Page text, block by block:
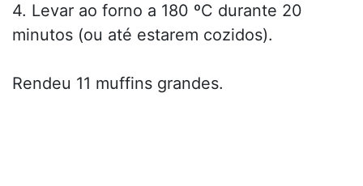
4. Levar ao forno a 180 ºC durante 20
minutos (ou até estarem cozidos).
Rendeu 11 muffins grandes.